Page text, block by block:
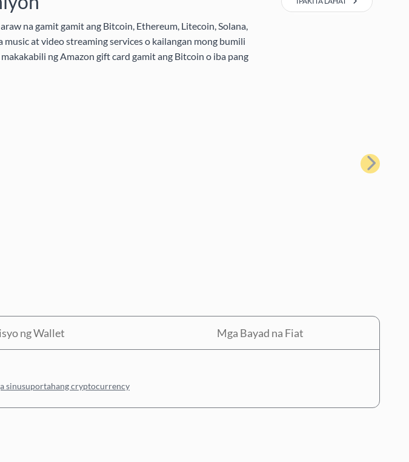
na gamit gamit ang Bitcoin, Ethereum, Litecoin, Solana,
at video streaming services o kailangan mong bumili
ng Amazon gift card gamit ang Bitcoin o iba pang
Susunod
ng Wallet Mga Bayad na Fiat
sinusuportahang cryptocurrency